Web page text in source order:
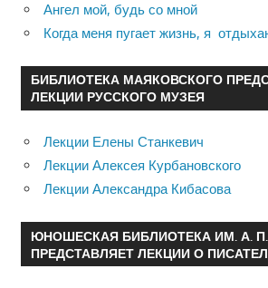
Ангел мой, будь со мной
Когда меня пугает жизнь, я
БИБЛИОТЕКА МАЯКОВСКОГО
ЛЕКЦИИ РУССКОГО МУЗЕЯ
Лекции Елены Станкевич
Лекции Алексея Курбановского
Лекции Александра Кибасова
ЮНОШЕСКАЯ БИБЛИОТЕКА ИМ. А.
ПРЕДСТАВЛЯЕТ ЛЕКЦИИ О